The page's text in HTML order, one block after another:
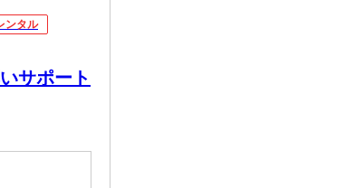
ンタル
サポート